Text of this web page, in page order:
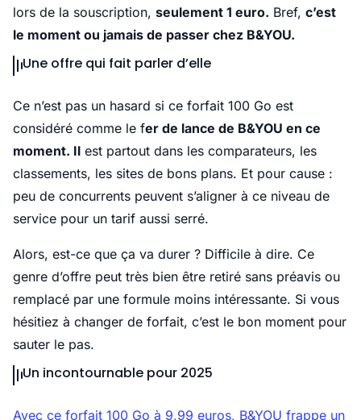
lors de la souscription, seulement 1 euro. Bref, c’est
le moment ou jamais de passer chez B&YOU.
Une offre qui fait parler d’elle
Ce n’est pas un hasard si ce forfait 100 Go est
considéré comme le fer de lance de B&YOU en ce
moment. Il est partout dans les comparateurs, les
classements, les sites de bons plans. Et pour cause :
peu de concurrents peuvent s’aligner à ce niveau de
service pour un tarif aussi serré.
Alors, est-ce que ça va durer ? Difficile à dire. Ce
genre d’offre peut très bien être retiré sans préavis ou
remplacé par une formule moins intéressante. Si vous
hésitiez à changer de forfait, c’est le bon moment pour
sauter le pas.
Un incontournable pour 2025
Avec ce forfait 100 Go à 9,99 euros, B&YOU frappe un